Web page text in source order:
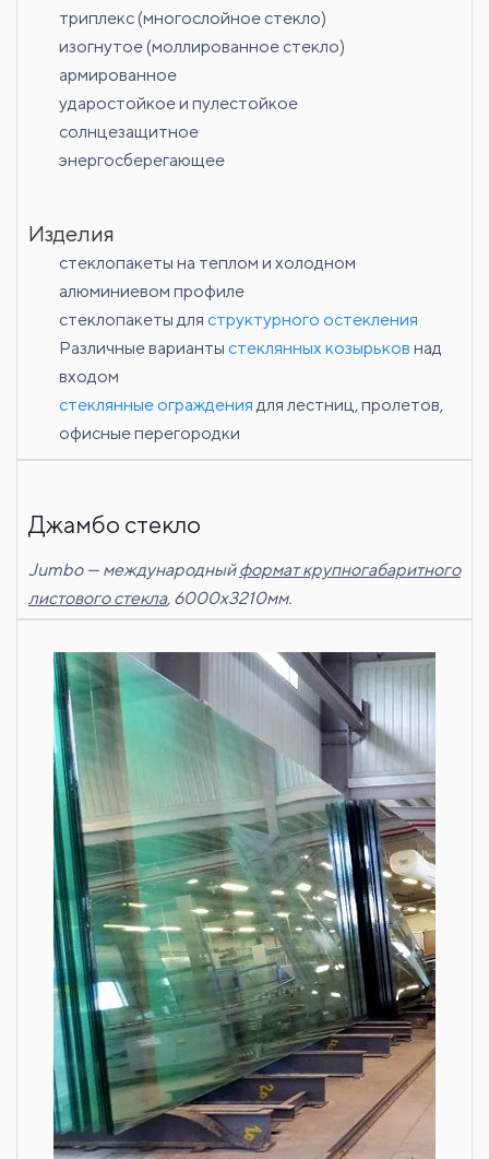
триплекс (многослойное стекло)
изогнутое (моллированное стекло)
армированное
ударостойкое и пулестойкое
солнцезащитное
энергосберегающее
Изделия
стеклопакеты на теплом и холодном
алюминиевом профиле
стеклопакеты для структурного остекления
Различные варианты стеклянных козырьков над
входом
стеклянные ограждения для лестниц, пролетов,
офисные перегородки
Джамбо стекло
Jumbo — международныйформат крупногабаритного
листового стекла, 6000х3210мм.